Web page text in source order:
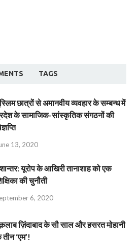
TAGS
छात्रों से अमानवीय व्यवहार के सम्बन्ध में
के सामाजिक-सांस्कृतिक संगठनों की
13, 2020
यूरोप के आखिरी तानाशाह को एक
की चुनौती
6, 2020
ज़िंदाबाद के सौ साल और हसरत मोहानी
‘एम’!